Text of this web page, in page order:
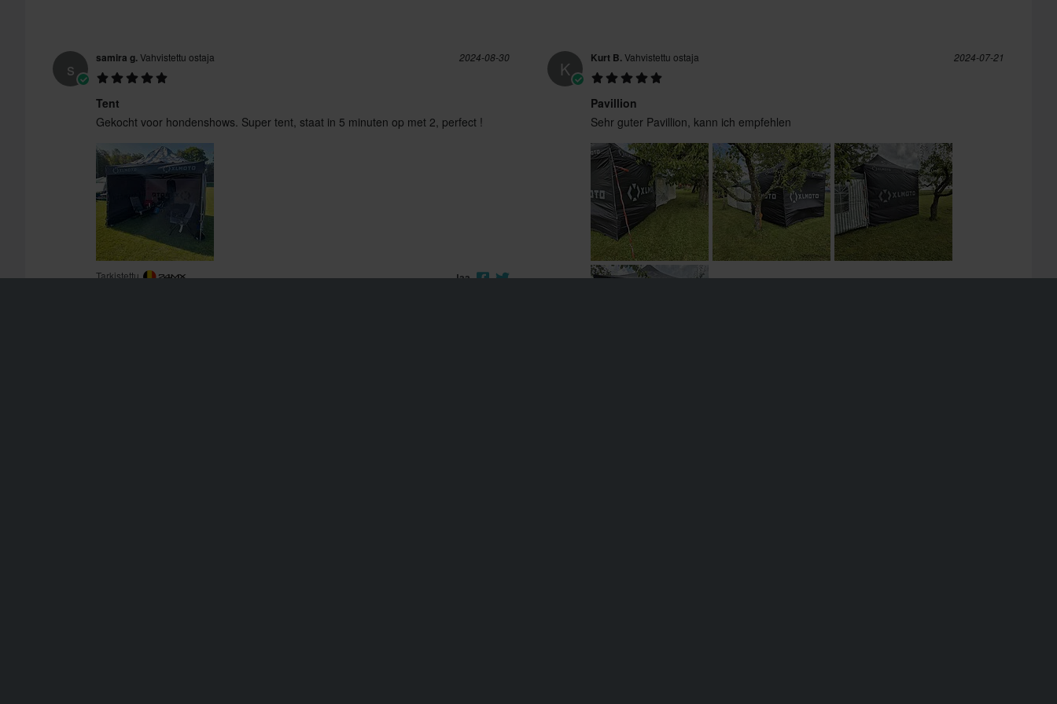
s samira g.Vahvistettu ostaja 2024-08-30
Tent
Gekocht voor hondenshows. Super tent, staat in 5 minuten op met 2, perfect !
Tarkistettu Jaa
K Kurt B.Vahvistettu ostaja 2024-07-21
Pavillion
Sehr guter Pavillion, kann ich empfehlen